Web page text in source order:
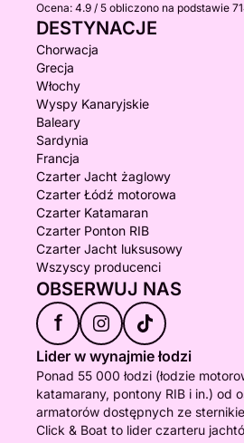
Ocena: 4.9 / 5 obliczono na podstawie
DESTYNACJE
Chorwacja
Grecja
Włochy
Wyspy Kanaryjskie
Baleary
Sardynia
Francja
Czarter Jacht żaglowy
Czarter Łódź motorowa
Czarter Katamaran
Czarter Ponton RIB
Czarter Jacht luksusowy
Wszyscy producenci
OBSERWUJ NAS
f
Lider w wynajmie łodzi
Ponad 55 000 łodzi (łodzie
katamarany, pontony RIB i in.) od
armatorów dostępnych ze
Click & Boat to lider czarteru